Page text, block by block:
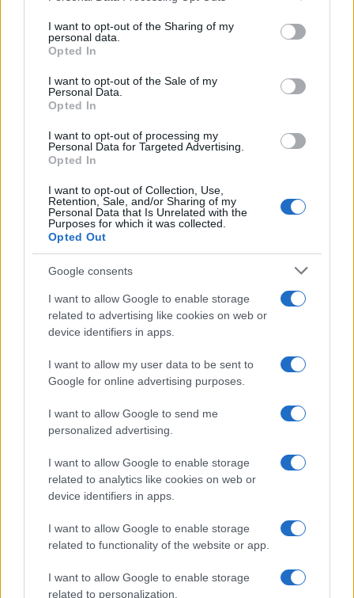
not limited to your visit or usage behaviour. You may click to
grant or deny consent to Google and its third-party tags to
use your data for below specified purposes in below Google
consent section.
I want to opt-out of the Sharing of my
personal data.
Opted In
I want to opt-out of the Sale of my
Personal Data.
Opted In
I want to opt-out of processing my
Personal Data for Targeted Advertising.
Opted In
I want to opt-out of Collection, Use,
Retention, Sale, and/or Sharing of my
Personal Data that Is Unrelated with the
Purposes for which it was collected.
Opted Out
Google consents
I want to allow Google to enable storage
related to advertising like cookies on web or
device identifiers in apps.
I want to allow my user data to be sent to
Google for online advertising purposes.
I want to allow Google to send me
personalized advertising.
I want to allow Google to enable storage
related to analytics like cookies on web or
device identifiers in apps.
I want to allow Google to enable storage
related to functionality of the website or app.
I want to allow Google to enable storage
related to personalization.
emergentes y competencias clave
Descubre cómo elegir la mejor opción en STEAM:…
CIENCIA Y TECNOLOGÍA
Preview: Marvel Super Hero Squad, más
superhéroes para Nintendo Wii
Los fans de Nintendo Wii y los superhéroes…
CIENCIA Y TECNOLOGÍA
Cómo se estructuran los planes de I+D y